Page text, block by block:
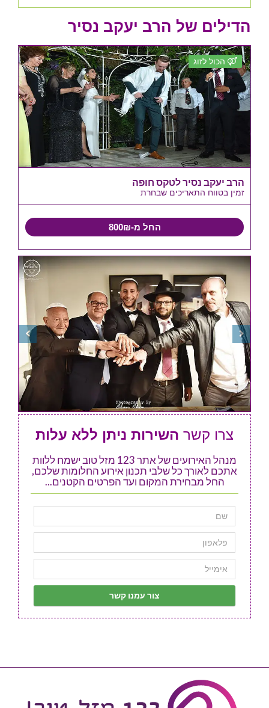
הדילים של הרב יעקב נסיר
הכול לזוג
הרב יעקב נסיר לטקס חופה
זמין בטווח התאריכים שבחרת
החל מ-800₪
צרו קשר השירות ניתן ללא עלות
מנהל האירועים של אתר 123 מזל טוב ישמח ללוות
אתכם לאורך כל שלבי תכנון אירוע החלומות שלכם,
החל מבחירת המקום ועד הפרטים הקטנים...